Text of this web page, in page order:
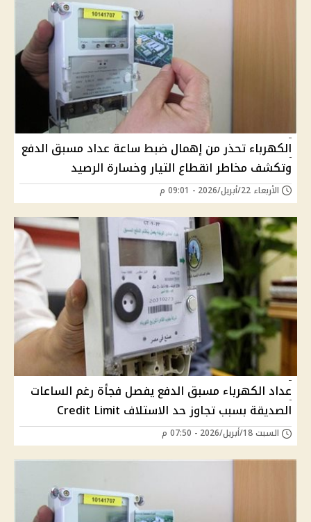
الكهرباء تحذر من إهمال ضبط ساعة عداد مسبق الدفع
وتكشف مخاطر انقطاع التيار وخسارة الرصيد
الأربعاء 22/أبريل/2026 - 09:01 م
عداد الكهرباء مسبق الدفع يفصل فجأة رغم الساعات
الصديقة بسبب تجاوز حد الاستلاف Credit Limit
السبت 18/أبريل/2026 - 07:50 م